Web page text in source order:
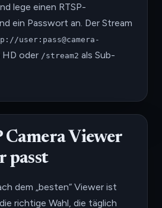
lege einen RTSP-
ein Passwort an. Der Stream
user:pass@camera-
HD oder /stream2 als Sub-
Camera Viewer
passt
dem „besten“ Viewer ist
richtige Wahl, die täglich